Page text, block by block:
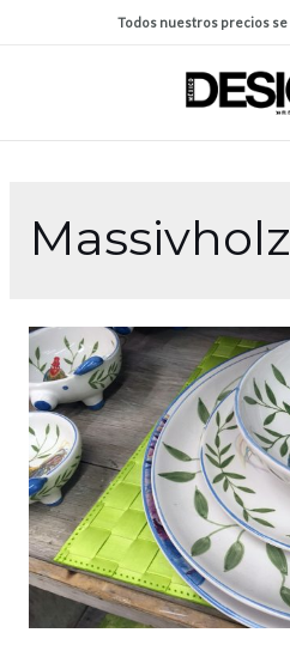
Todos nuestros precios se
Massivholz